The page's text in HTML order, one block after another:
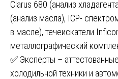
Clarus 680 (анализ
(анализ масла), ICP-
в масле), течеискатели
металлографический
✅ Эксперты –
холодильной техники и